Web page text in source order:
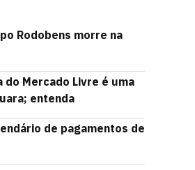
Rodobens morre na
Mercado Livre é uma
entenda
de pagamentos de